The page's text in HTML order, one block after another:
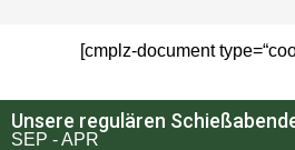
[cmplz-document
Unsere regulären
SEP - APR